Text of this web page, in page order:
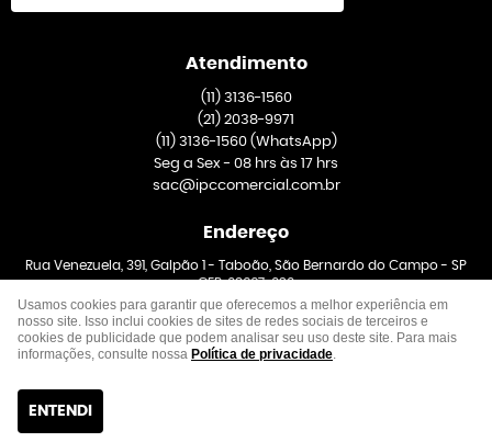
Atendimento
(11)3136-1560
(21) 2038-9971
(11)3136-1560 (WhatsApp)
Seg a Sex - 08 hrs às 17 hrs
sac@ipccomercial.com.br
Endereço
Rua Venezuela, 391, Galpão 1 - Taboão, São Bernardo do Campo- SP
CEP: 09667-020
Usamos cookies para garantir que oferecemos a melhor experiência em
nosso site. Isso inclui cookies de sites de redes sociais de terceiros e
cookies de publicidade que podem analisar seu uso deste site. Para mais
informações, consulte nossa Política de privacidade.
ENTENDI